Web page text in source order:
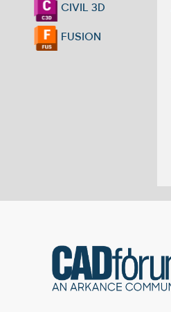
CIVIL 3D
FUSION